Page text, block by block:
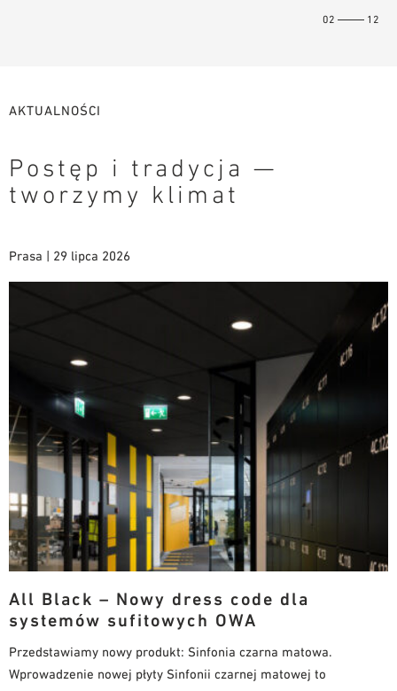
02 12
AKTUALNOŚCI
Postęp i tradycja —
tworzymy klimat
Prasa | 29 lipca 2026
All Black – Nowy dress code dla
systemów sufitowych OWA
Przedstawiamy nowy produkt: Sinfonia czarna matowa.
Wprowadzenie nowej płyty Sinfonii czarnej matowej to